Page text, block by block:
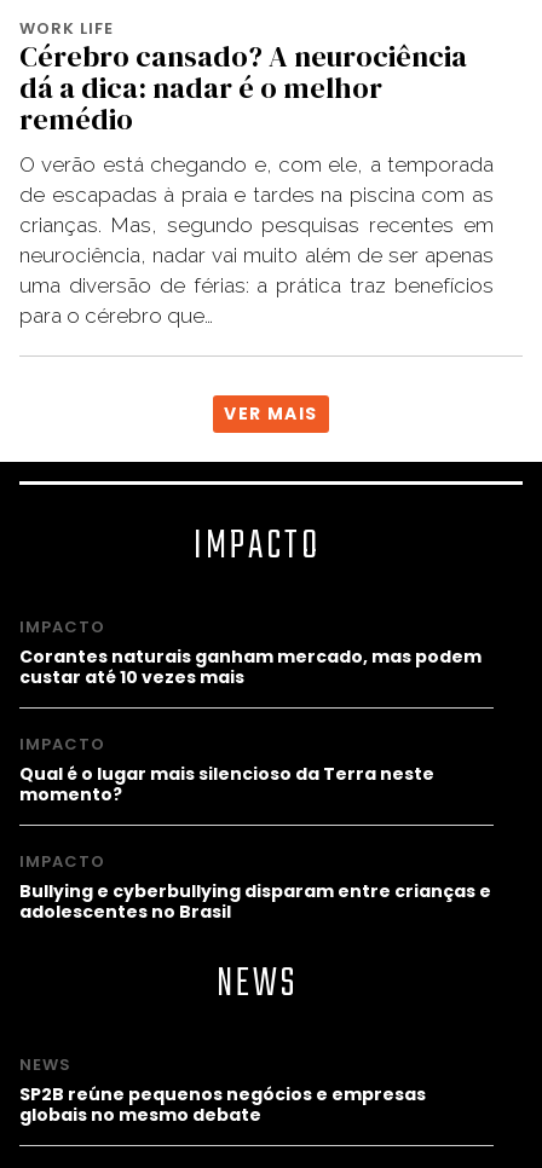
WORK LIFE
Cérebro cansado? A neurociência
dá a dica: nadar é o melhor
remédio
O verão está chegando e, com ele, a temporada
de escapadas à praia e tardes na piscina com as
crianças. Mas, segundo pesquisas recentes em
neurociência, nadar vai muito além de ser apenas
uma diversão de férias: a prática traz benefícios
para o cérebro que…
VER MAIS
IMPACTO
IMPACTO
Corantes naturais ganham mercado, mas podem
custar até 10 vezes mais
IMPACTO
Qual é o lugar mais silencioso da Terra neste
momento?
IMPACTO
Bullying e cyberbullying disparam entre crianças e
adolescentes no Brasil
NEWS
NEWS
SP2B reúne pequenos negócios e empresas
globais no mesmo debate